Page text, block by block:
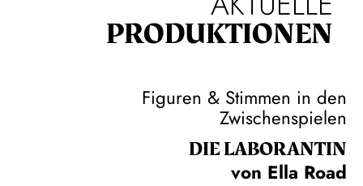
PRODUKTIONEN
Figuren & Stimmen in den
Zwischenspielen
DIE LA­BO­RAN­TIN
von Ella Road